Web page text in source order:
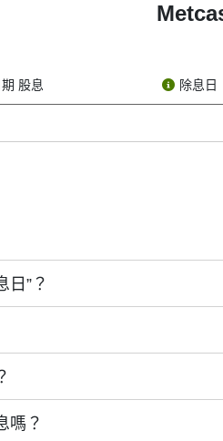
there are actually several key
that it’s going to pay a
of shareholders and notes
your account. Metcash Ltd
date,” they’re usually
when they’ll get paid.
pay huge dividends. Its
utilities or consumer staples.
cash.
股息 除息日
, 通常以現金或額外股份形式發
, 您無需額外購買即可獲得更多
日”？
個交易日. 若您在此日期或之後
稅. 具體稅率因居住地而異, 但
聞名, 常見於公用事業、消費品
嗎？